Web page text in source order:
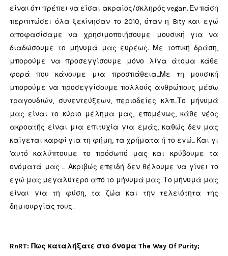
είναι ότι πρέπει να είσαι ακραίος/σκληρός vegan. Εν πάση
περιπτώσει όλα ξεκίνησαν το 2010, όταν η Bity και εγώ
αποφασίσαμε να χρησιμοποιήσουμε μουσική για να
διαδώσουμε το μήνυμά μας ευρέως. Με τοπική δράση,
μπορούμε να προσεγγίσουμε μόνο λίγα άτομα κάθε
φορά που κάνουμε μια προσπάθεια...Με τη μουσική
μπορούμε να προσεγγίσουμε πολλούς ανθρώπους μέσω
τραγουδιών, συνεντεύξεων, περιοδείες κλπ...Το μήνυμά
μας είναι το κύριο μέλημα μας, επομένως, κάθε νέος
ακροατής είναι μια επιτυχία για εμάς, καθώς δεν μας
καίγεται καρφί για τη φήμη, τα χρήματα ή το εγώ... Και γι
'αυτό καλύπτουμε το πρόσωπό μας και κρύβουμε τα
ονόματά μας ... Ακριβώς επειδή δεν θέλουμε να γίνει το
εγώ μας μεγαλύτερο από το μήνυμά μας. Το μήνυμά μας
είναι για τη φύση, τα ζώα και την τελειότητα της
δημιουργίας τους...
RnRT: Πως καταλήξατε στο όνομα The Way Of Purity;